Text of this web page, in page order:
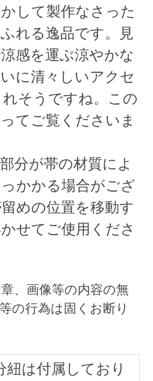
して製作なさった
れる逸品です。見
感を運ぶ涼やかな
に清々しいアクセ
そうですね。この
てご覧くださいま
分が帯の材質によ
かかる場合がござ
めの位置を移動す
せてご使用くださ
は付属しており